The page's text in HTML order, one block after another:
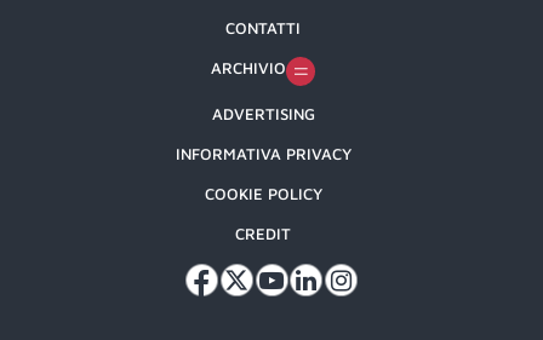
CONTATTI
ARCHIVIO
ADVERTISING
INFORMATIVA PRIVACY
COOKIE POLICY
CREDIT